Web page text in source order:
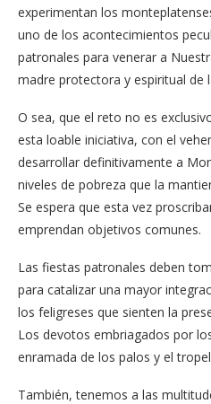
experimentan los
uno de los acontecimientos
patronales para venerar a
madre protectora y espiritual de
O sea, que el reto no es
esta loable iniciativa, con el
desarrollar definitivamente a
niveles de pobreza que la
Se espera que esta vez
emprendan objetivos comunes.
Las fiestas patronales deben
para catalizar una mayor
los feligreses que sienten la
Los devotos embriagados por
enramada de los palos y el
También, tenemos a las